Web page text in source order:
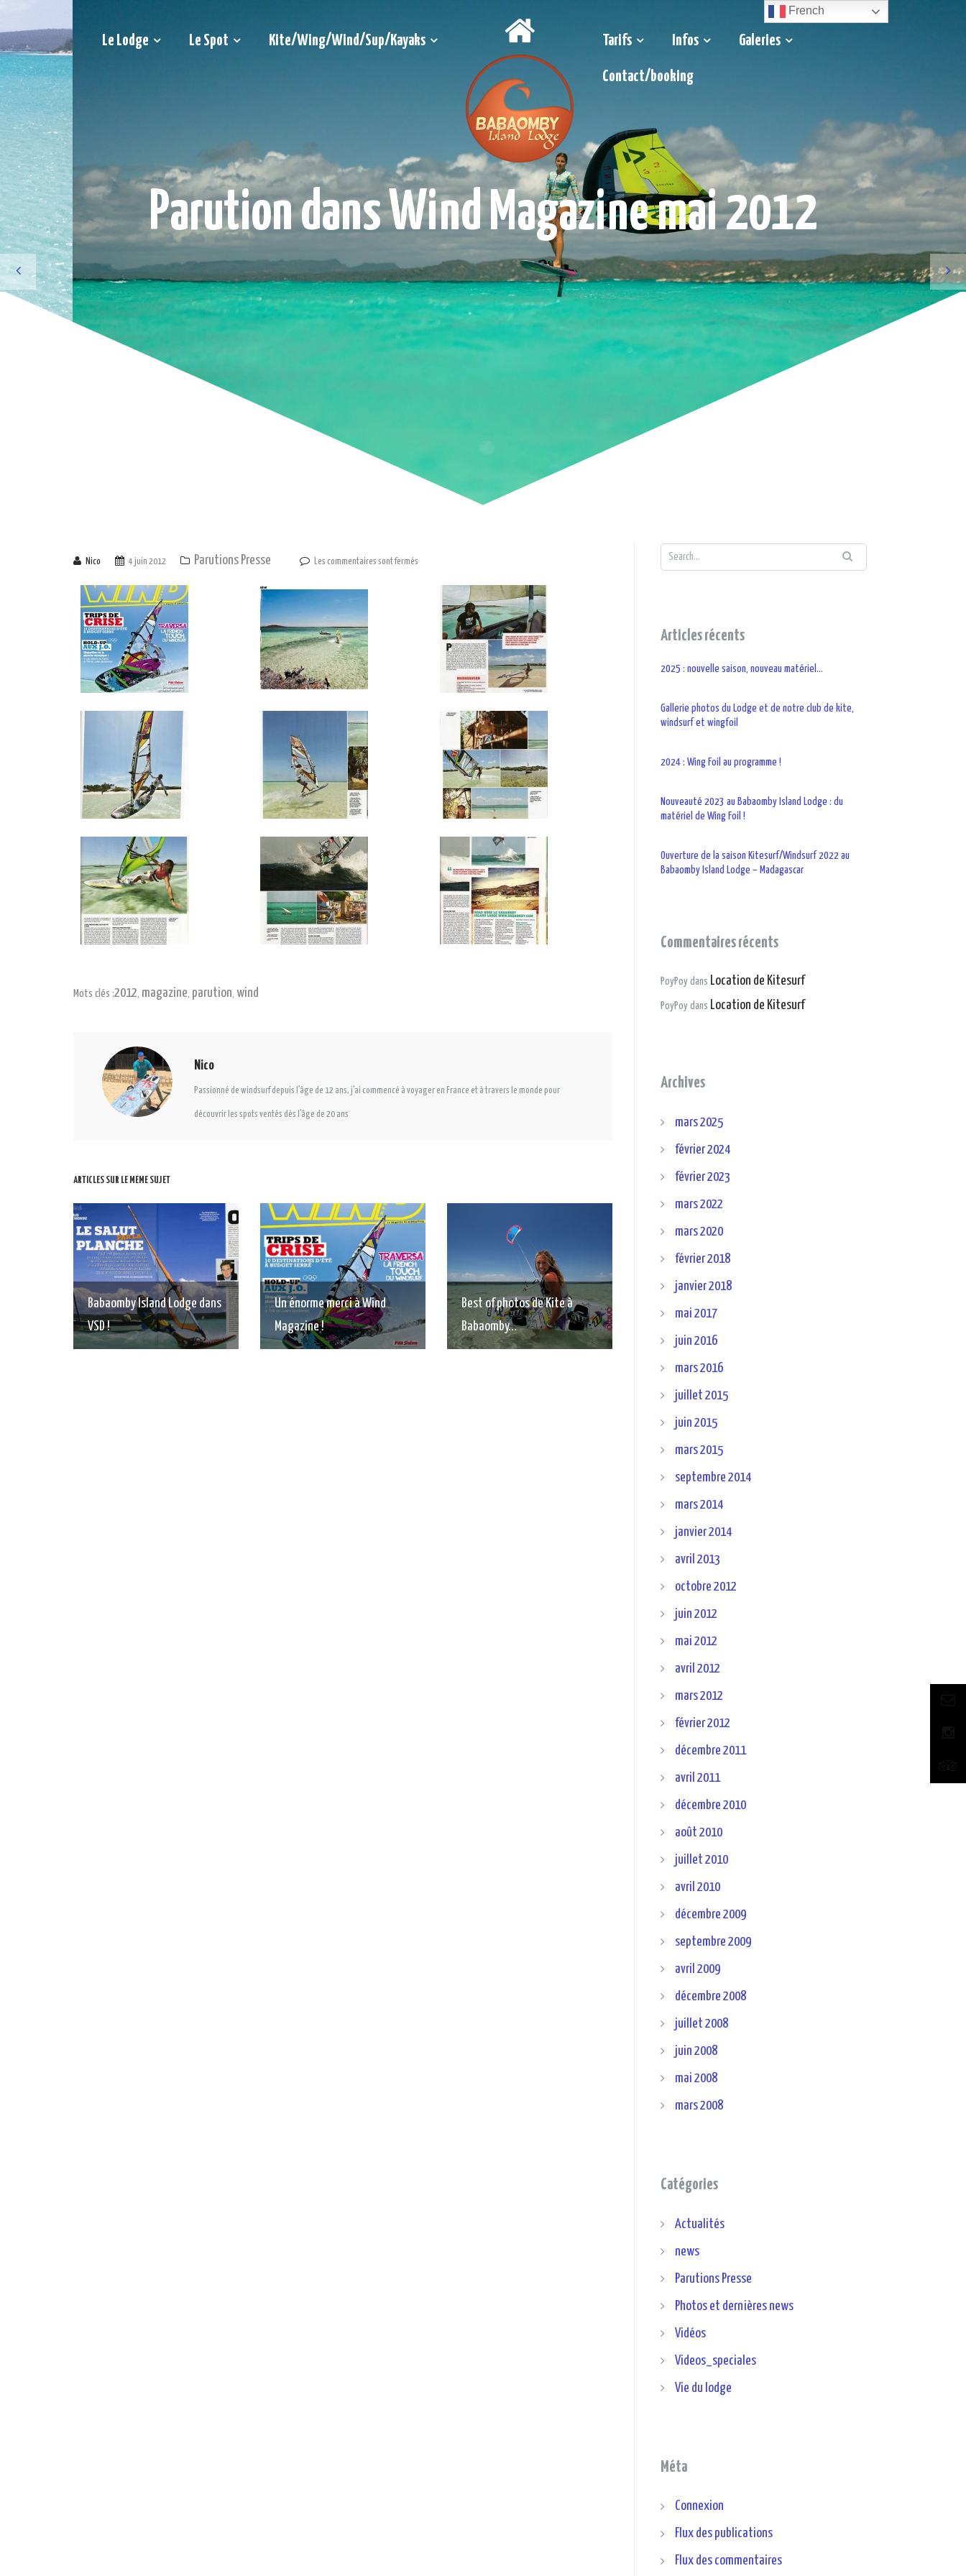
Le Lodge Le Spot Kite/Wing/Wind/Sup/Kayaks Tarifs Infos Galeries
Contact/booking
Parution dans Wind Magazine mai 2012
Nico 4 juin 2012 Parutions Presse Les commentaires sont fermés
Mots clés :2012, magazine, parution, wind
Nico
Passionné de windsurf depuis l’âge de 12 ans, j’ai commencé à voyager en France et à travers le monde pour
découvrir les spots ventés dès l’âge de 20 ans
ARTICLES SUR LE MEME SUJET
Babaomby Island Lodge dans
VSD !
Un énorme merci à Wind
Magazine !
Best of photos de Kite à
Babaomby…
Articles récents
2025 : nouvelle saison, nouveau matériel…
Gallerie photos du Lodge et de notre club de kite,
windsurf et wingfoil
2024 : Wing Foil au programme !
Nouveauté 2023 au Babaomby Island Lodge : du
matériel de Wing Foil !
Ouverture de la saison Kitesurf/Windsurf 2022 au
Babaomby Island Lodge – Madagascar
Commentaires récents
PoyPoy dans Location de Kitesurf
PoyPoy dans Location de Kitesurf
Archives
mars 2025
février 2024
février 2023
mars 2022
mars 2020
février 2018
janvier 2018
mai 2017
juin 2016
mars 2016
juillet 2015
juin 2015
mars 2015
septembre 2014
mars 2014
janvier 2014
avril 2013
octobre 2012
juin 2012
mai 2012
avril 2012
mars 2012
février 2012
décembre 2011
avril 2011
décembre 2010
août 2010
juillet 2010
avril 2010
décembre 2009
septembre 2009
avril 2009
décembre 2008
juillet 2008
juin 2008
mai 2008
mars 2008
Catégories
Actualités
news
Parutions Presse
Photos et dernières news
Vidéos
Videos_speciales
Vie du lodge
Méta
Connexion
Flux des publications
Flux des commentaires
French